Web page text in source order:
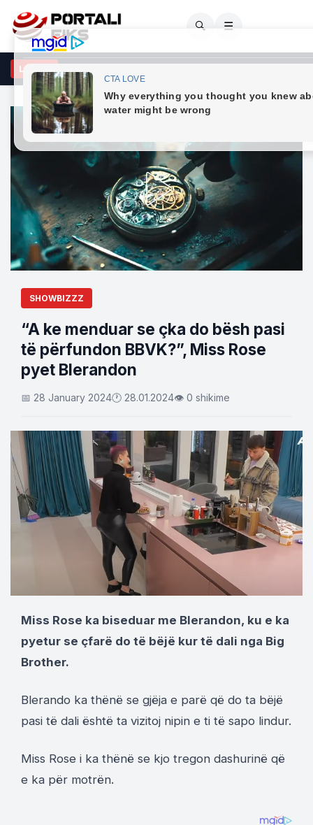
🔍 ☰
LAJME
masive zbulojnë krimet serbe në Kosovë, por drejtësia
SHOWBIZZZ
“A ke menduar se çka do bësh pasi
të përfundon BBVK?”, Miss Rose
pyet Blerandon
📅 28 January 2024🕐 28.01.2024👁 0 shikime
Miss Rose ka biseduar me Blerandon, ku e ka
pyetur se çfarë do të bëjë kur të dali nga Big
Brother.
Blerando ka thënë se gjëja e parë që do ta bëjë
pasi të dali është ta vizitoj nipin e ti të sapo lindur.
Miss Rose i ka thënë se kjo tregon dashurinë që
e ka për motrën.